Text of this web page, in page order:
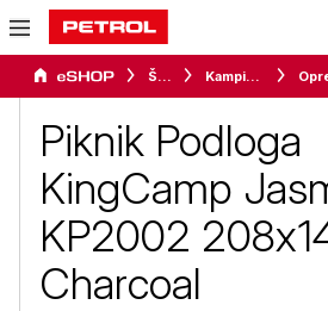
Šport Kampiranje
Piknik Podloga
KingCamp
KP2002
Charcoal